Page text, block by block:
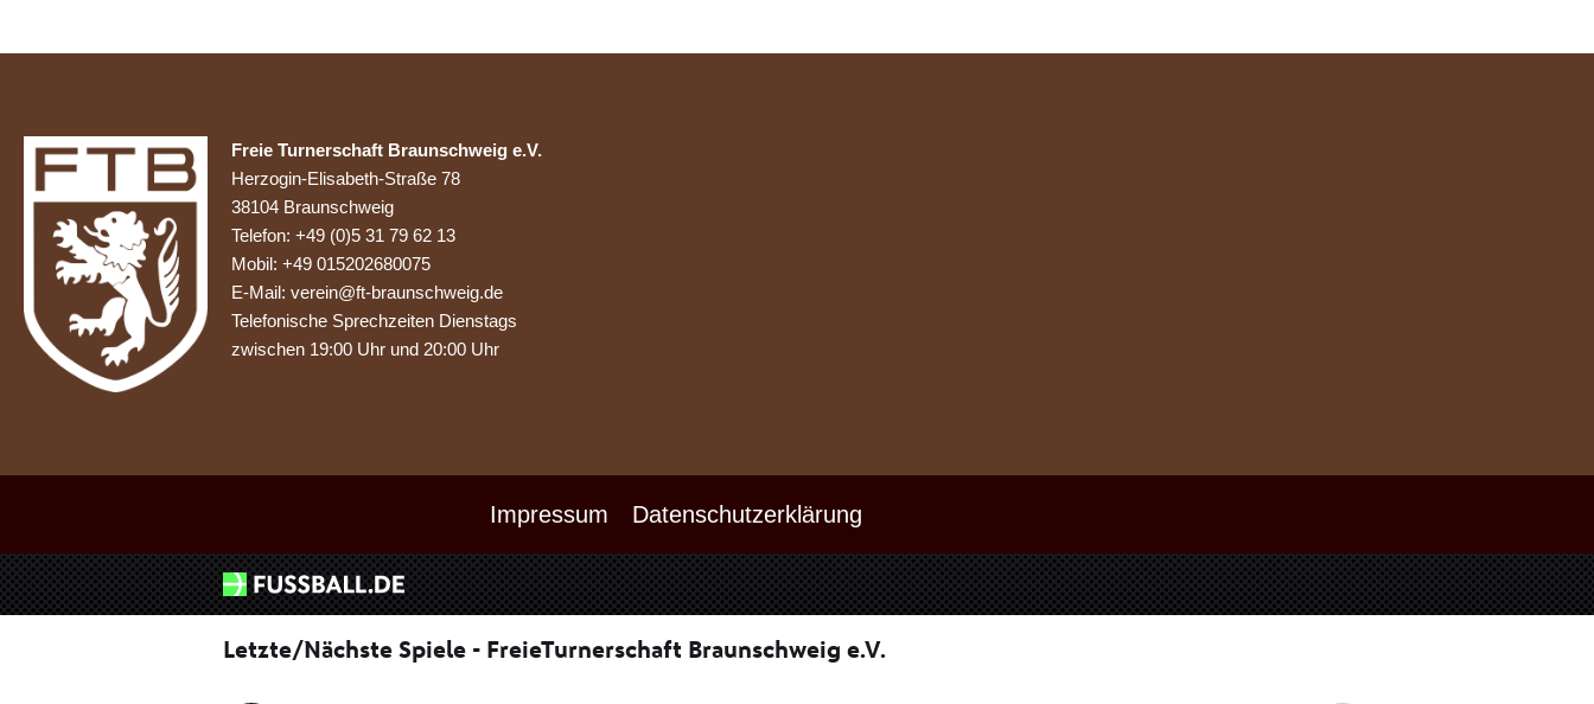
Freie Turnerschaft Braunschweig e.V.
Herzogin-Elisabeth-Straße 78
38104 Braunschweig
Telefon: +49 (0)5 31 79 62 13
Mobil: +49 015202680075
E-Mail: verein@ft-braunschweig.de
Telefonische Sprechzeiten Dienstags
zwischen 19:00 Uhr und 20:00 Uhr
Impressum Datenschutzerklärung